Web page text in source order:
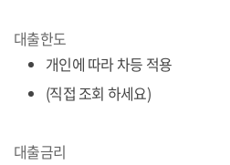
대출한도
개인에 따라 차등 적용
(직접 조회 하세요)
대출금리